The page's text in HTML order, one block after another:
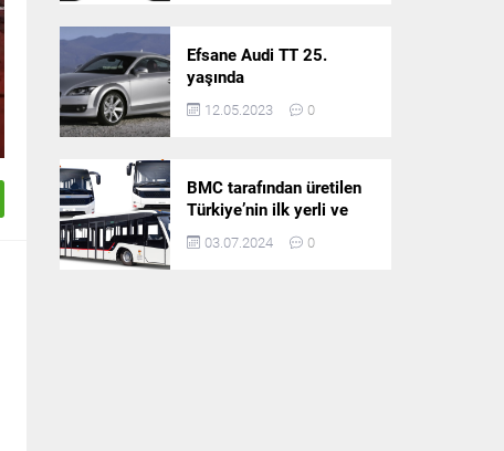
Efsane Audi TT 25.
yaşında
12.05.2023 0
BMC tarafından üretilen
Türkiye’nin ilk yerli ve
milli apron otobüsü
Neoport’a yurt dışından
03.07.2024 0